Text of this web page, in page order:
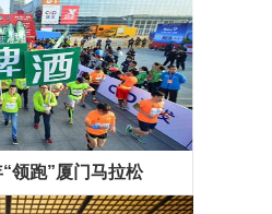
领跑”厦门马拉松